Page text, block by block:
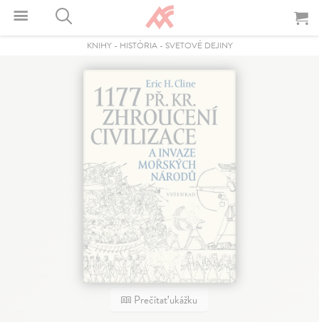
KNIHY- HISTÓRIA- SVETOVÉ DEJINY
Prečítať ukážku